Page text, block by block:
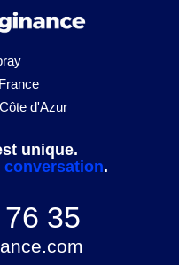
d'Azur
unique.
conversation.
35